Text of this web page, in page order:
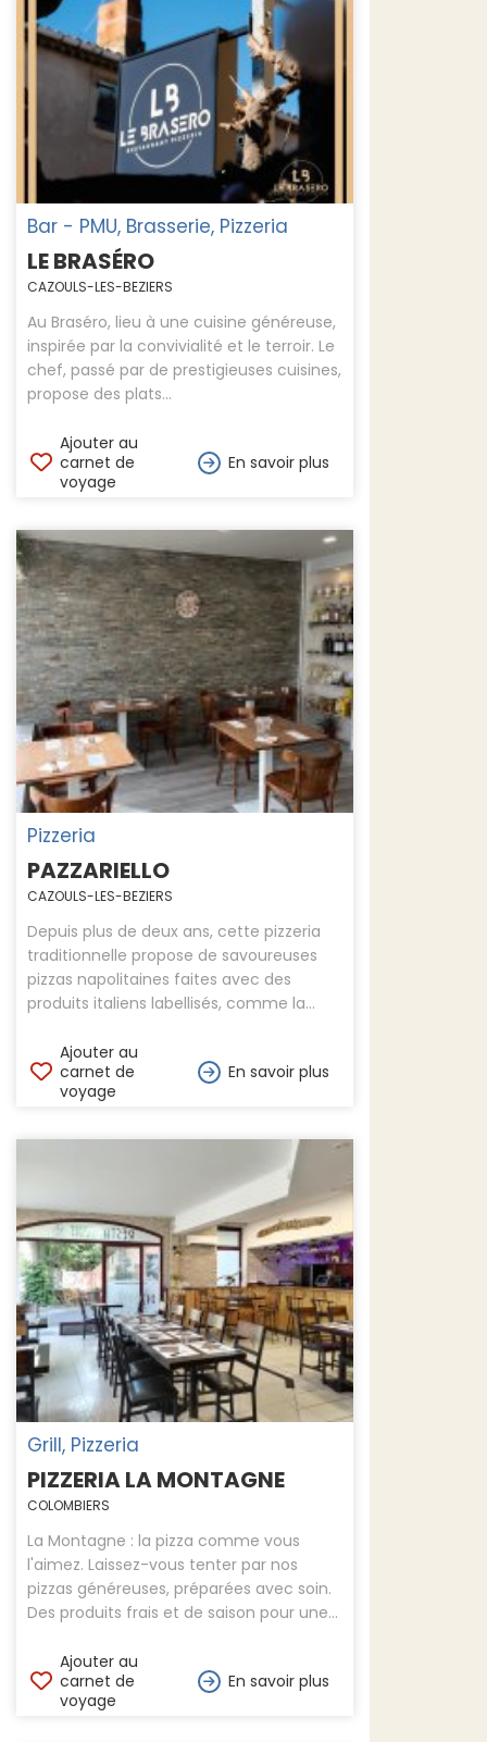
Bar - PMU, Brasserie, Pizzeria
LE BRASÉRO
CAZOULS-LES-BEZIERS
Au Braséro, lieu à une cuisine généreuse,
inspirée par la convivialité et le terroir. Le
chef, passé par de prestigieuses cuisines,
propose des plats...
Ajouter au
carnet de
voyage
En savoir plus
Pizzeria
PAZZARIELLO
CAZOULS-LES-BEZIERS
Depuis plus de deux ans, cette pizzeria
traditionnelle propose de savoureuses
pizzas napolitaines faites avec des
produits italiens labellisés, comme la...
Ajouter au
carnet de
voyage
En savoir plus
Grill, Pizzeria
PIZZERIA LA MONTAGNE
COLOMBIERS
La Montagne : la pizza comme vous
l'aimez. Laissez-vous tenter par nos
pizzas généreuses, préparées avec soin.
Des produits frais et de saison pour une...
Ajouter au
carnet de
voyage
En savoir plus